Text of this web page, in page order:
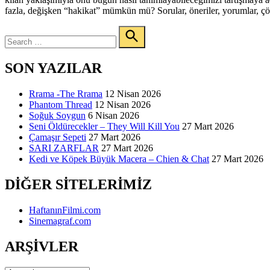
fazla, değişken “hakikat” mümkün mü? Sorular, öneriler, yorumlar,
for:
Search
SON YAZILAR
Rrama -The Rrama 12 Nisan 2026
Phantom Thread 12 Nisan 2026
Soğuk Soygun 6 Nisan 2026
Seni Öldürecekler – They Will Kill You 27 Mart 2026
Çamaşır Sepeti 27 Mart 2026
SARI ZARFLAR 27 Mart 2026
Kedi ve Köpek Büyük Macera – Chien & Chat 27 Mart 2026
DIĞER SITELERIMIZ
HaftanınFilmi.com
Sinemagraf.com
ARŞIVLER